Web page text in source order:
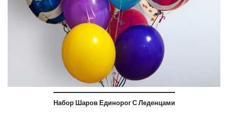
Набор Шаров Единорог С Леденцами